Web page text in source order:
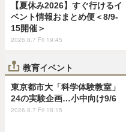
【夏休み2026】すぐ行けるイ
ベント情報おまとめ便＜8/9-
15開催＞
2026.8.7 Fri 19:45
教育イベント
東京都市大「科学体験教室」
24の実験企画…小中向け9/6
2026.8.7 Fri 18:15